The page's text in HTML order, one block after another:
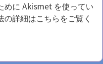
めに Akismet を使ってい
詳細はこちらをご覧く